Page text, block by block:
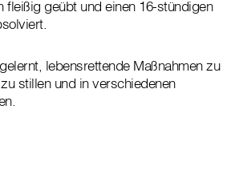
fleißig geübt und einen 16-stündigen
lebensrettende Maßnahmen zu
stillen und in verschiedenen